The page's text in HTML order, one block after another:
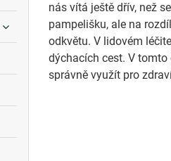
nás vítá ještě dřív, než
pampelišku, ale na
odkvětu. V lidovém
dýchacích cest. V
správně využít pro